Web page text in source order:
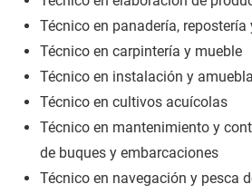
Técnico en panadería, repostería
Técnico en carpintería y mueble
Técnico en instalación y
Técnico en cultivos acuícolas
Técnico en mantenimiento y
de buques y embarcaciones
Técnico en navegación y pesca